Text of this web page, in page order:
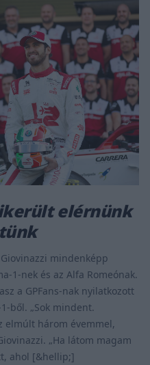
elérnünk
mindenképp
1-nek és az Alfa Romeónak.
a GPFans-nak nyilatkozott
ből. „Sok mindent.
elmúlt három évemmel,
„Ha látom magam
ahol [&hellip;]